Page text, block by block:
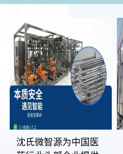
沈氏微智源为中国医